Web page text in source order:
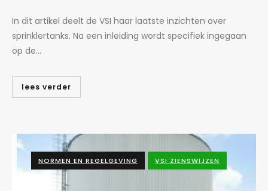
In dit artikel deelt de VSI haar laatste inzichten over
sprinklertanks. Na een inleiding wordt specifiek ingegaan
op de...
lees verder
NORMEN EN REGELGEVING VSI ZIENSWIJZEN